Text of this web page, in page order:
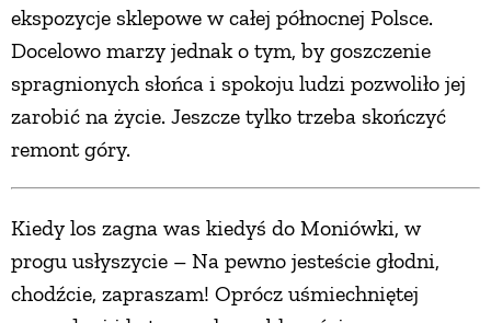
ekspozycje sklepowe w całej północnej Polsce.
Docelowo marzy jednak o tym, by goszczenie
spragnionych słońca i spokoju ludzi pozwoliło jej
zarobić na życie. Jeszcze tylko trzeba skończyć
remont góry.
Kiedy los zagna was kiedyś do Moniówki, w
progu usłyszycie – Na pewno jesteście głodni,
chodźcie, zapraszam! Oprócz uśmiechniętej